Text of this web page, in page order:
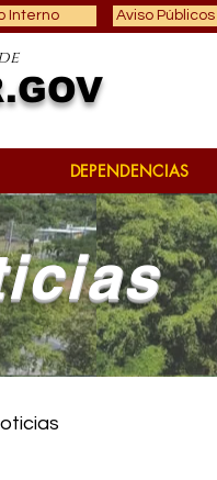
Interno Aviso
DEPENDENCIAS